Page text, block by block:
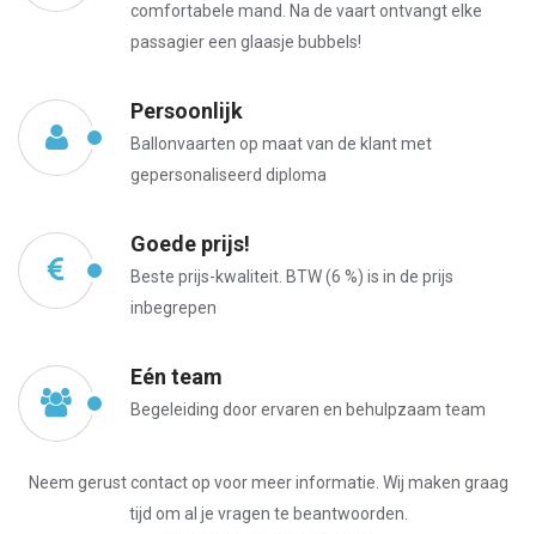
comfortabele mand. Na de vaart ontvangt elke
passagier een glaasje bubbels!
Persoonlijk
Ballonvaarten op maat van de klant met
gepersonaliseerd diploma
Goede prijs!
Beste prijs-kwaliteit. BTW (6 %) is in de prijs
inbegrepen
Eén team
Begeleiding door ervaren en behulpzaam team
Neem gerust contact op voor meer informatie. Wij maken graag
tijd om al je vragen te beantwoorden.